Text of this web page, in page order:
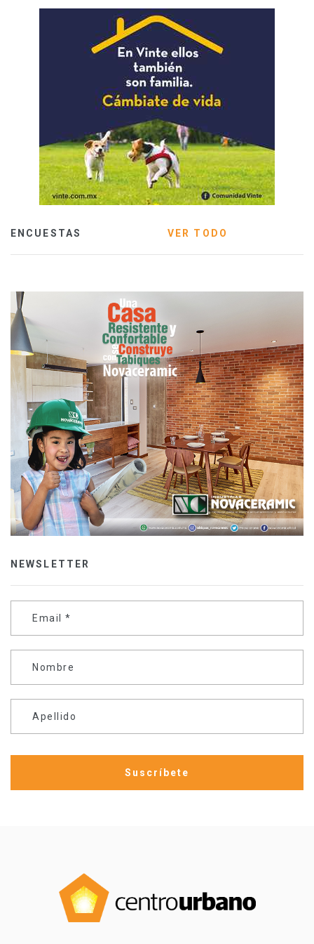
ENCUESTAS VER TODO
NEWSLETTER
Email *
Nombre
Apellido